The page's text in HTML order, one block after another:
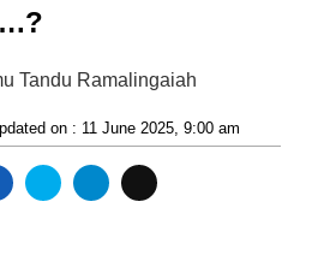
Tandu Ramalingaiah
on : 11 June 2025, 9:00 am